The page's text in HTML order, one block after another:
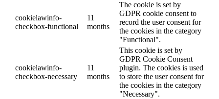
cookielawinfo-
checkbox-functional
11
months
The cookie is set by
GDPR cookie consent to
record the user consent for
the cookies in the category
"Functional".
cookielawinfo-
checkbox-necessary
11
months
This cookie is set by
GDPR Cookie Consent
plugin. The cookies is used
to store the user consent for
the cookies in the category
"Necessary".